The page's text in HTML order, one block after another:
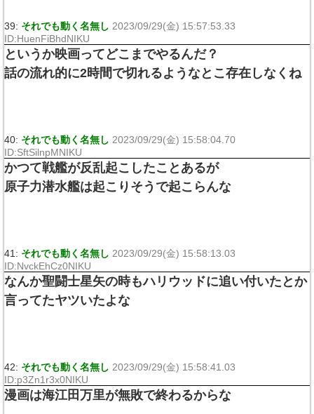
39: それでも動く名無し 2023/09/29(金) 15:57:53.33
ID:HuenFiBhdNIKU
というか映画ってどこまでやるんだ？
話の流れ的に2時間で切れるようなとこ存在しなくね
40: それでも動く名無し 2023/09/29(金) 15:58:04.70
ID:SftSilnpMNIKU
かつて戦艦が反乱起こしたことあるが
原子力潜水艦は起こりそうで起こらんな
41: それでも動く名無し 2023/09/29(金) 15:58:13.03
ID:NvckEhCz0NIKU
なんか聖闘士星矢の時もハリウッドに追い付いたとか
言ってたヤツいたよな
42: それでも動く名無し 2023/09/29(金) 15:58:41.03
ID:p3Zn1r3x0NIKU
漫画は海江田万里が無敗で終わるからな